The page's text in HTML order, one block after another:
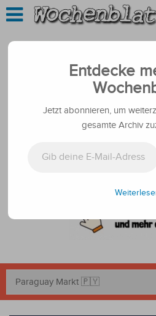
Entdecke
Jetzt abonnieren, um
gesamte Archiv